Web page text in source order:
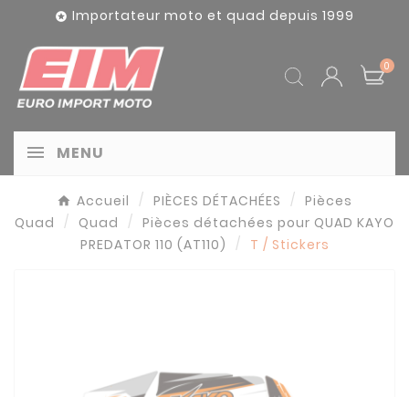
 Importateur moto et quad depuis 1999
0
MENU
Accueil PIÈCES DÉTACHÉES
Pièces
Quad
Quad
Pièces détachées pour QUAD KAYO
PREDATOR 110 (AT110)
T / Stickers
Panneau de gestion des cookies